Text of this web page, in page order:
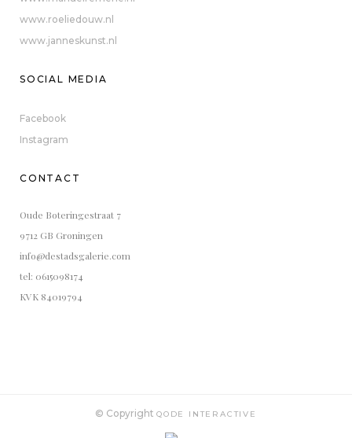
www.roeliedouw.nl
www.janneskunst.nl
SOCIAL MEDIA
Facebook
Instagram
CONTACT
Oude Boteringestraat 7
9712 GB Groningen
info@destadsgalerie.com
tel: 0615098174
KVK 84019794
© CopyrightQODE INTERACTIVE